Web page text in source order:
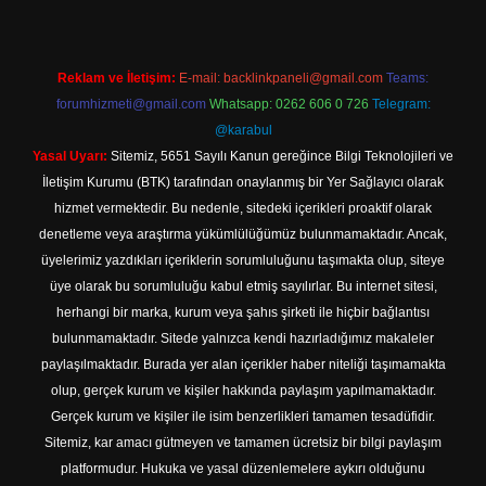
Reklam ve İletişim: E-mail: backlinkpaneli@gmail.com Teams:
forumhizmeti@gmail.com Whatsapp: 0262 606 0 726 Telegram:
@karabul
Yasal Uyarı: Sitemiz, 5651 Sayılı Kanun gereğince Bilgi Teknolojileri ve
İletişim Kurumu (BTK) tarafından onaylanmış bir Yer Sağlayıcı olarak
hizmet vermektedir. Bu nedenle, sitedeki içerikleri proaktif olarak
denetleme veya araştırma yükümlülüğümüz bulunmamaktadır. Ancak,
üyelerimiz yazdıkları içeriklerin sorumluluğunu taşımakta olup, siteye
üye olarak bu sorumluluğu kabul etmiş sayılırlar. Bu internet sitesi,
herhangi bir marka, kurum veya şahıs şirketi ile hiçbir bağlantısı
bulunmamaktadır. Sitede yalnızca kendi hazırladığımız makaleler
paylaşılmaktadır. Burada yer alan içerikler haber niteliği taşımamakta
olup, gerçek kurum ve kişiler hakkında paylaşım yapılmamaktadır.
Gerçek kurum ve kişiler ile isim benzerlikleri tamamen tesadüfidir.
Sitemiz, kar amacı gütmeyen ve tamamen ücretsiz bir bilgi paylaşım
platformudur. Hukuka ve yasal düzenlemelere aykırı olduğunu